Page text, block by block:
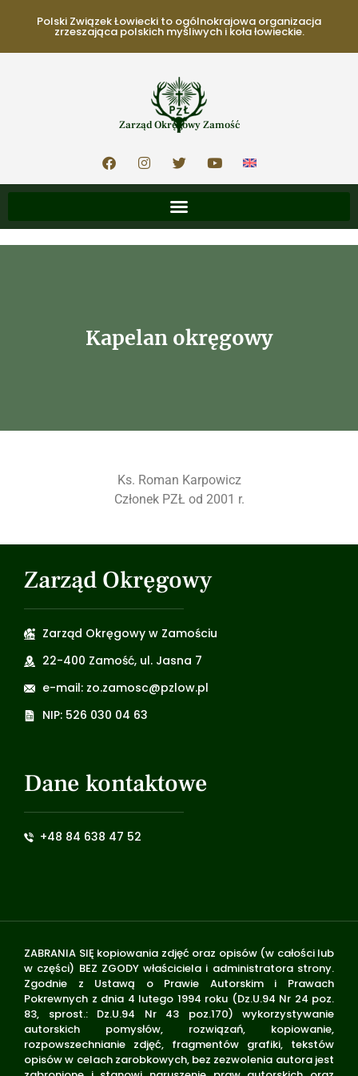
Polski Związek Łowiecki to ogólnokrajowa organizacja
zrzeszająca polskich myśliwych i koła łowieckie.
Zarząd Okręgowy Zamość
Kapelan okręgowy
Ks. Roman Karpowicz
Członek PZŁ od 2001 r.
Zarząd Okręgowy
Zarząd Okręgowy w Zamościu
22-400 Zamość, ul. Jasna 7
e-mail: zo.zamosc@pzlow.pl
NIP: 526 030 04 63
Dane kontaktowe
+48 84 638 47 52
ZABRANIA SIĘ kopiowania zdjęć oraz opisów (w całości lub
w części) BEZ ZGODY właściciela i administratora strony.
Zgodnie z Ustawą o Prawie Autorskim i Prawach
Pokrewnych z dnia 4 lutego 1994 roku (Dz.U.94 Nr 24 poz.
83, sprost.: Dz.U.94 Nr 43 poz.170) wykorzystywanie
autorskich pomysłów, rozwiązań, kopiowanie,
rozpowszechnianie zdjęć, fragmentów grafiki, tekstów
opisów w celach zarobkowych, bez zezwolenia autora jest